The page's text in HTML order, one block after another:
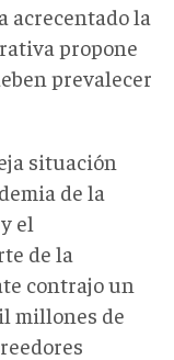
acrecentado la
propone
prevalecer
situación
de la
el
de la
contrajo un
millones de